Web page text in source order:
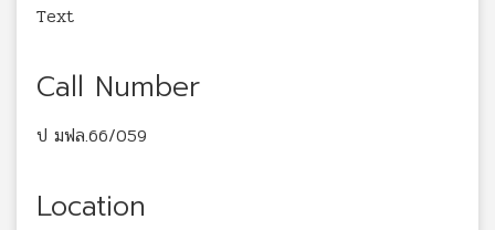
Text
Call Number
ป มฟล.66/059
Location